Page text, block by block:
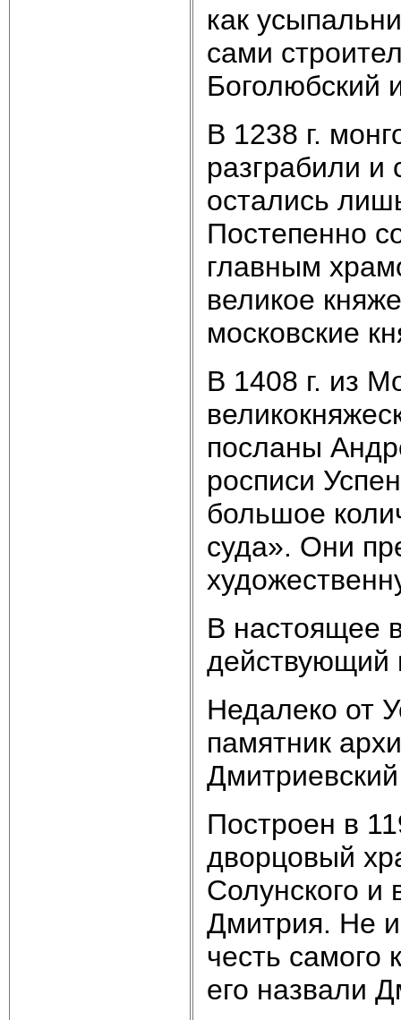
как
сами
Боголюбский
В 1238 г.
разграбили и
остались
Постепенно
главным
великое
московские
В 1408 г. из
посланы
росписи
большое
суда». Они
В настоящее
действующий
Недалеко от
памятник
Построен в
дворцовый
Солунского и
Дмитрия. Не
честь самого
его назвали